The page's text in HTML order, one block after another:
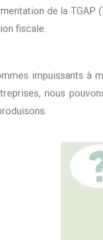
de la
fiscale.
impuissants à
nous